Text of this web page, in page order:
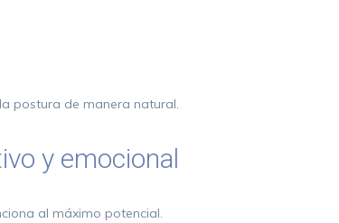
postura de manera natural.
y emocional
al máximo potencial.